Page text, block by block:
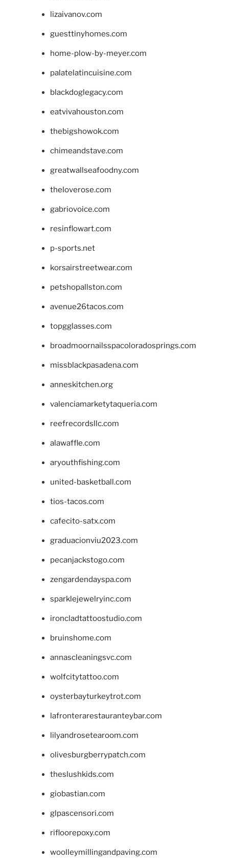
lizaivanov.com
guesttinyhomes.com
home-plow-by-meyer.com
palatelatincuisine.com
blackdoglegacy.com
eatvivahouston.com
thebigshowok.com
chimeandstave.com
greatwallseafoodny.com
theloverose.com
gabriovoice.com
resinflowart.com
p-sports.net
korsairstreetwear.com
petshopallston.com
avenue26tacos.com
topgglasses.com
broadmoornailsspacoloradosprings.com
missblackpasadena.com
anneskitchen.org
valenciamarketytaqueria.com
reefrecordsllc.com
alawaffle.com
aryouthfishing.com
united-basketball.com
tios-tacos.com
cafecito-satx.com
graduacionviu2023.com
pecanjackstogo.com
zengardendayspa.com
sparklejewelryinc.com
ironcladtattoostudio.com
bruinshome.com
annascleaningsvc.com
wolfcitytattoo.com
oysterbayturkeytrot.com
lafronterarestauranteybar.com
lilyandrosetearoom.com
olivesburgberrypatch.com
theslushkids.com
giobastian.com
glpascensori.com
rifloorepoxy.com
woolleymillingandpaving.com